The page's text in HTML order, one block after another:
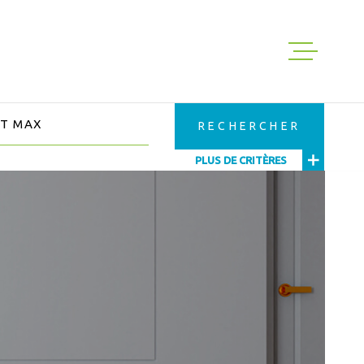
LOUER
PLUS DE CRITÈRES
RECHERCHER